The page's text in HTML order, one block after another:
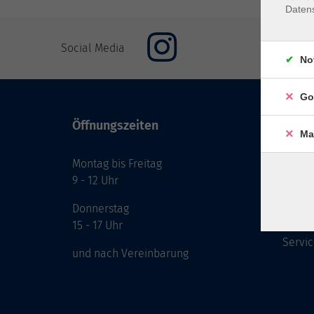
Social Media
Öffnungszeiten
Montag bis Freitag
9 - 12 Uhr
Donnerstag
15 - 17 Uhr
und nach Vereinbarung